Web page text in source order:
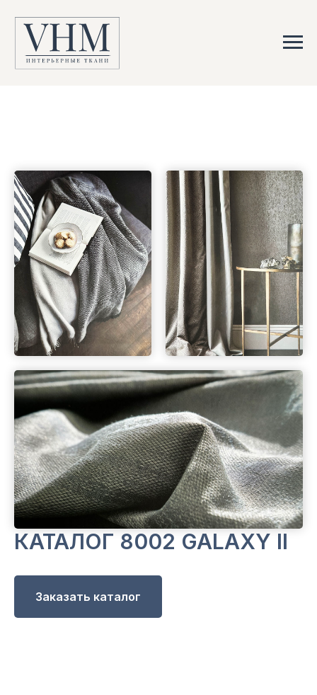
КАТАЛОГ 8002 GALAXY II
Заказать каталог